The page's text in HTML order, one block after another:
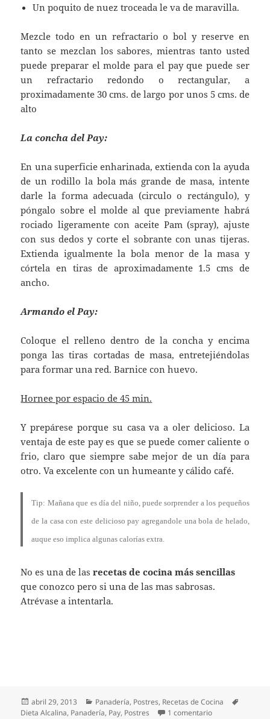
Un poquito de nuez troceada le va de maravilla.
Mezcle todo en un refractario o bol y reserve en
tanto se mezclan los sabores, mientras tanto usted
puede preparar el molde para el pay que puede ser
un refractario redondo o rectangular, a
proximadamente 30 cms. de largo por unos 5 cms. de
alto
La concha del Pay:
En una superficie enharinada, extienda con la ayuda
de un rodillo la bola más grande de masa, intente
darle la forma adecuada (circulo o rectángulo), y
póngalo sobre el molde al que previamente habrá
rociado ligeramente con aceite Pam (spray), ajuste
con sus dedos y corte el sobrante con unas tijeras.
Extienda igualmente la bola menor de la masa y
córtela en tiras de aproximadamente 1.5 cms de
ancho.
Armando el Pay:
Coloque el relleno dentro de la concha y encima
ponga las tiras cortadas de masa, entretejiéndolas
para formar una red. Barnice con huevo.
Hornee por espacio de 45 min.
Y prepárese porque su casa va a oler delicioso. La
ventaja de este pay es que se puede comer caliente o
frio, claro que siempre sabe mejor de un día para
otro. Va excelente con un humeante y cálido café.
Tip: Mañana que es día del niño, puede sorprender a los pequeños
de la casa con este delicioso pay agregandole una bola de helado,
auque eso implica algunas calorías extra.
No es una de lasrecetas de cocina más sencillas
que conozco pero si una de las mas sabrosas.
Atrévase a intentarla.
Publicado
el
abril 29, 2013 Categorías
Panadería, Postres, Recetas de Cocina
Dieta Alcalina, Panadería, Pay, Postres 1 comentarioen Un Sabroso y